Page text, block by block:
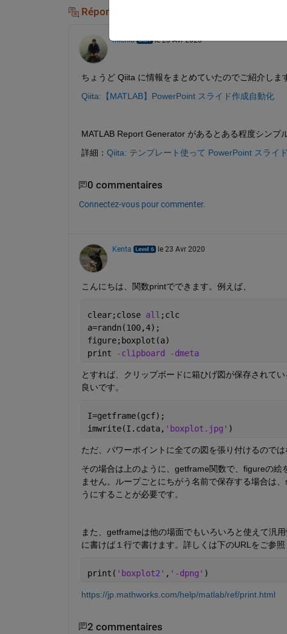
Réponses (3)
michio le 23 Avr 2020
ちょうど Qiita に情報をまとめていたのでご紹介しま
Qiita:【MATLAB】PowerPoint スライド作成自動化
MATLAB Report Generator があるとある程度シンプ
詳細： Qiita: テンプレート使って PowerPoint スライ
0 commentaires
Connectez-vous pour commenter.
Kenta le 23 Avr 2020
こんにちは、関数printでできます。例えば、
clear;close all ;clc
a=randn(100,4);
figure;boxplot(a)
print
-clipboard -dmeta
とすれば、クリップボードに箱ひげ図が保存されて
良いです。
I=getframe(gcf);
imwrite(I.cdata, 'boxplot.jpg' )
ただ、パワーポイントに全ての図を張り付けるので
その場合は上のように、getframe関数で、figureの
ません。ループごとにちがう名前で保存する場合は
うにすることが必要です。
また、getframeは他の場面でもいろいろと使えて汎
に書けば１行で書けます。詳しくは下のURLをご参照
print( 'boxplot2' , '-dpng' )
https://jp.mathworks.com/help/matlab/ref/print.html
2 commentaires